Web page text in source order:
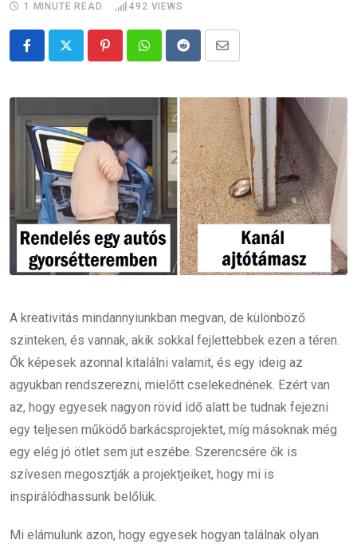
1 MINUTE READ 492 VIEWS
PinterestWhatsappRedditShare
Email
A kreativitás mindannyiunkban megvan, de különböző
szinteken, és vannak, akik sokkal fejlettebbek ezen a téren.
Ők képesek azonnal kitalálni valamit, és egy ideig az
agyukban rendszerezni, mielőtt cselekednének. Ezért van
az, hogy egyesek nagyon rövid idő alatt be tudnak fejezni
egy teljesen működő barkácsprojektet, míg másoknak még
egy elég jó ötlet sem jut eszébe. Szerencsére ők is
szívesen megosztják a projektjeiket, hogy mi is
inspirálódhassunk belőlük.
Mi elámulunk azon, hogy egyesek hogyan találnak olyan